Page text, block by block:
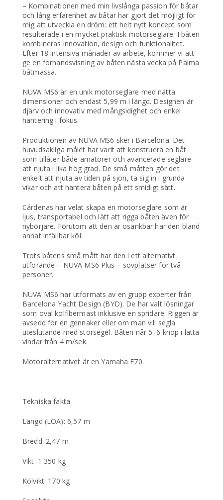
– Kombinationen med min livslånga passion för båtar
och lång erfarenhet av båtar har gjort det möjligt för
mig att utveckla en dröm: ett helt nytt koncept som
resulterade i en mycket praktisk motorseglare. I båten
kombineras innovation, design och funktionalitet.
Efter 18 intensiva månader av arbete, kommer vi att
ge en förhandsvisning av båten nästa vecka på Palma
båtmässa.
NUVA MS6 är en unik motorseglare med nätta
dimensioner och endast 5,99 m i längd. Designen är
djärv och innovativ med mångsidighet och enkel
hantering i fokus.
Produktionen av NUVA MS6 sker i Barcelona. Det
huvudsakliga målet har varit att konstruera en båt
som tillåter både amatörer och avancerade seglare
att njuta i lika hög grad. De små måtten gör det
enkelt att njuta av tiden på sjön, ta sig in i grunda
vikar och att hantera båten på ett smidigt sätt.
Cárdenas har velat skapa en motorseglare som är
ljus, transportabel och lätt att rigga båten även för
nybörjare. Förutom att den är osänkbar har den bland
annat infällbar köl.
Trots båtens små mått har den i ett alternativt
utförande – NUVA MS6 Plus – sovplatser för två
personer.
NUVA MS6 har utformats av en grupp experter från
Barcelona Yacht Design (BYD). De har valt lösningar
som oval kolfibermast inklusive en spridare. Riggen är
avsedd för en gennaker eller om man vill segla
uteslutande med storsegel. Båten når 5–6 knop i lätta
vindar från 4 m/sek.
Motoralternativet är en Yamaha F70.
Tekniska fakta
Längd (LOA): 6,57 m
Bredd: 2,47 m
Vikt: 1 350 kg
Kölvikt: 170 kg